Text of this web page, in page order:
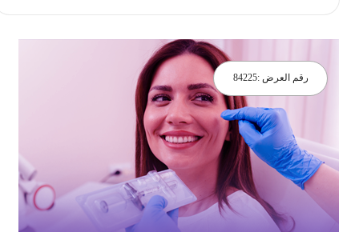
رقم العرض :84225